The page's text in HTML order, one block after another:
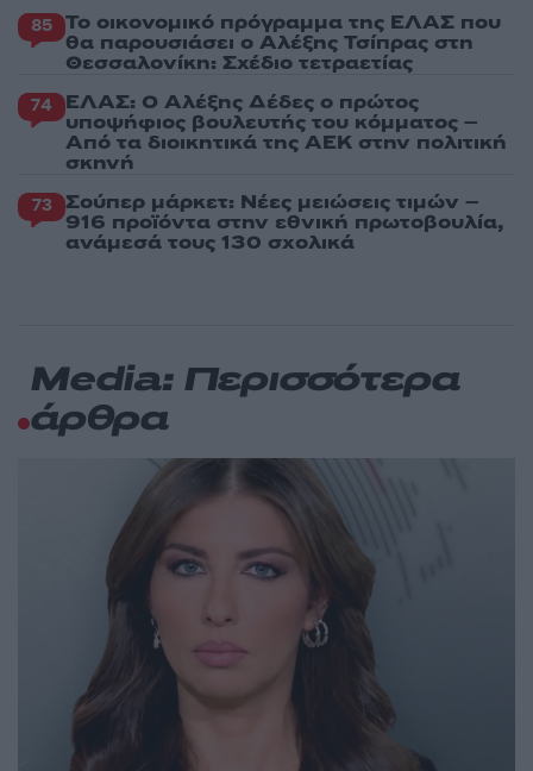
85 Το οικονομικό πρόγραμμα της ΕΛΑΣ που
θα παρουσιάσει ο Αλέξης Τσίπρας στη
Θεσσαλονίκη: Σχέδιο τετραετίας
74 ΕΛΑΣ: Ο Αλέξης Δέδες ο πρώτος
υποψήφιος βουλευτής του κόμματος –
Από τα διοικητικά της ΑΕΚ στην πολιτική
σκηνή
73 Σούπερ μάρκετ: Νέες μειώσεις τιμών –
916 προϊόντα στην εθνική πρωτοβουλία,
ανάμεσά τους 130 σχολικά
Media: Περισσότερα
άρθρα